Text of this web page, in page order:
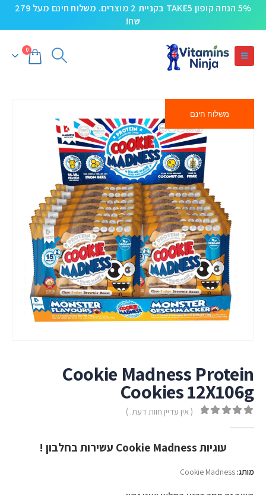
5% הנחה קופון TAKE5 בקניית 2 מוצרים. משלוח חינם מעל 279
שח!
0
משלוח חינם
Cookie Madness Protein
Cookies 12X106g
( אין עדיין חוות דעת. )
עוגיותCookie Madness עשירות בחלבון !
מותג:Cookie Madness